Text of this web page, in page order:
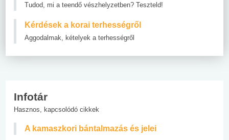
Tudod, mi a teendő vészhelyzetben? Teszteld!
Kérdések a korai terhességről
Aggodalmak, kételyek a terhességről
Infotár
Hasznos, kapcsolódó cikkek
A kamaszkori bántalmazás és jelei